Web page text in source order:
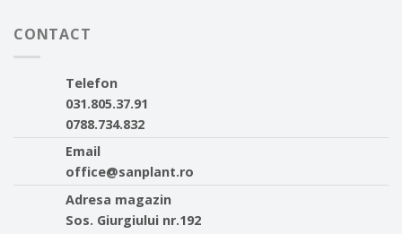
CONTACT
Telefon
031.805.37.91
0788.734.832
Email
office@sanplant.ro
Adresa magazin
Sos. Giurgiului nr.192